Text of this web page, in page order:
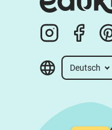
Deutsch